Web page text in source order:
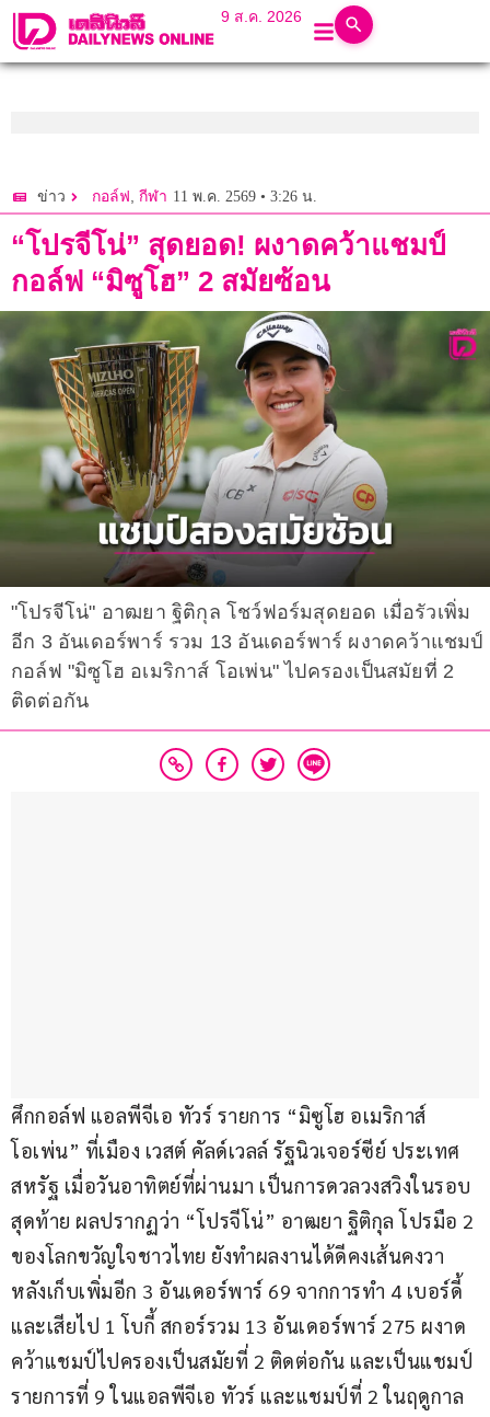
9 ส.ค. 2026
ข่าว กอล์ฟ , กีฬา 11 พ.ค. 2569 • 3:26 น.
“โปรจีโน่” สุดยอด! ผงาดคว้าแชมป์
กอล์ฟ “มิซูโฮ” 2 สมัยซ้อน
"โปรจีโน่" อาฒยา ฐิติกุล โชว์ฟอร์มสุดยอด เมื่อรัวเพิ่ม
อีก 3 อันเดอร์พาร์ รวม 13 อันเดอร์พาร์ ผงาดคว้าแชมป์
กอล์ฟ "มิซูโฮ อเมริกาส์ โอเพ่น" ไปครองเป็นสมัยที่ 2
ติดต่อกัน
ศึกกอล์ฟ แอลพีจีเอ ทัวร์ รายการ “มิซูโฮ อเมริกาส์
โอเพ่น” ที่เมือง เวสต์ คัลด์เวลล์ รัฐนิวเจอร์ซีย์ ประเทศ
สหรัฐ เมื่อวันอาทิตย์ที่ผ่านมา เป็นการดวลวงสวิงในรอบ
สุดท้าย ผลปรากฏว่า “โปรจีโน่” อาฒยา ฐิติกุล โปรมือ 2
ของโลกขวัญใจชาวไทย ยังทำผลงานได้ดีคงเส้นคงวา
หลังเก็บเพิ่มอีก 3 อันเดอร์พาร์ 69 จากการทำ 4 เบอร์ดี้
และเสียไป 1 โบกี้ สกอร์รวม 13 อันเดอร์พาร์ 275 ผงาด
คว้าแชมป์ไปครองเป็นสมัยที่ 2 ติดต่อกัน และเป็นแชมป์
รายการที่ 9 ในแอลพีจีเอ ทัวร์ และแชมป์ที่ 2 ในฤดูกาล